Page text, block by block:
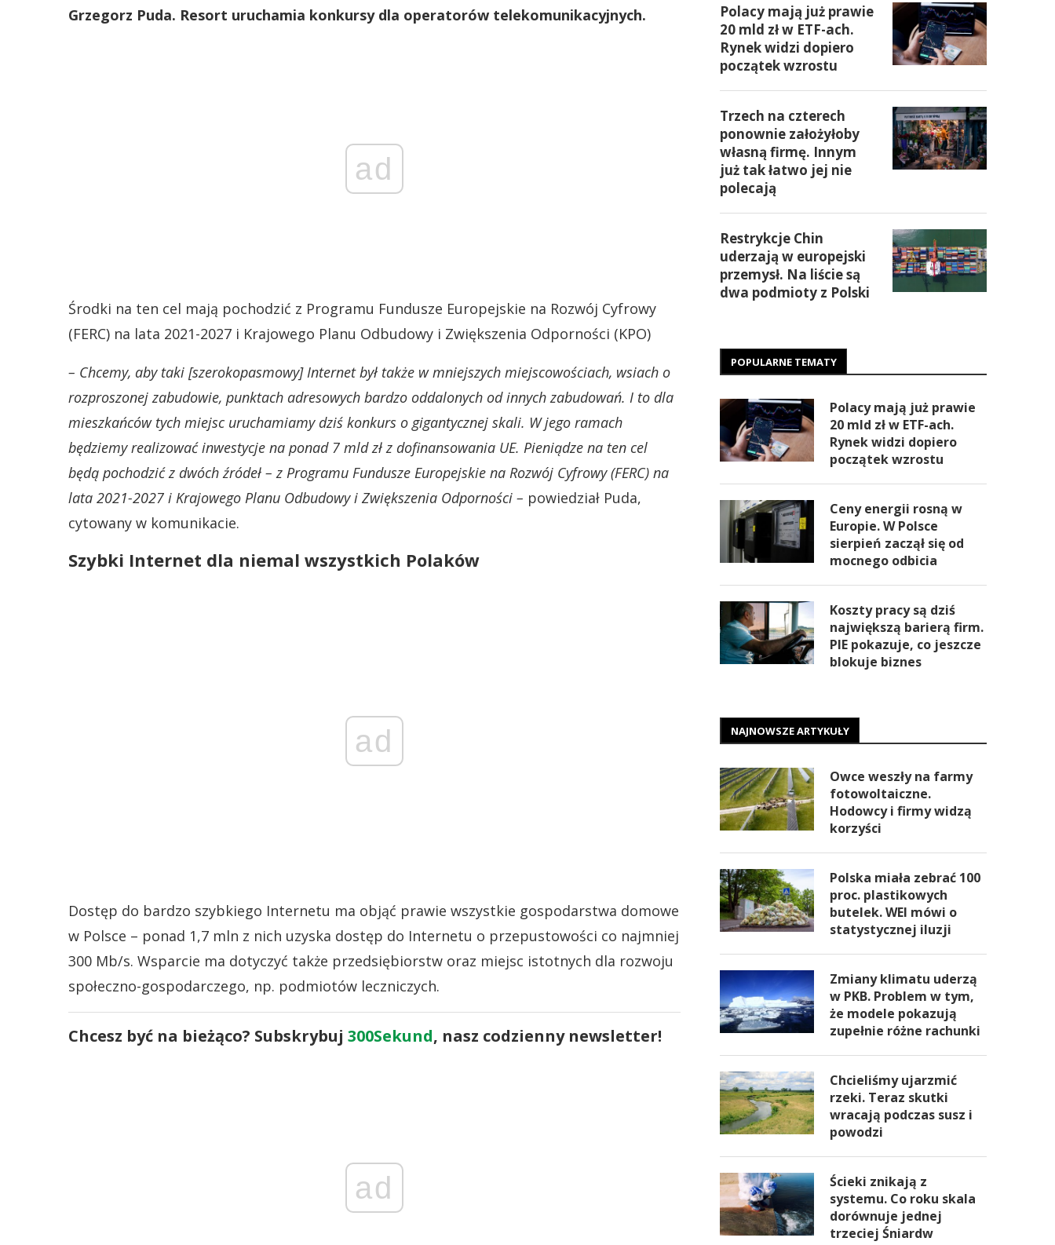
Grzegorz Puda. Resort uruchamia konkursy dla operatorów telekomunikacyjnych.
ad
Środki na ten cel mają pochodzić z Programu Fundusze Europejskie na Rozwój Cyfrowy
(FERC) na lata 2021-2027 i Krajowego Planu Odbudowy i Zwiększenia Odporności (KPO)
– Chcemy, aby taki [szerokopasmowy] Internet był także w mniejszych miejscowościach, wsiach o
rozproszonej zabudowie, punktach adresowych bardzo oddalonych od innych zabudowań. I to dla
mieszkańców tych miejsc uruchamiamy dziś konkurs o gigantycznej skali. W jego ramach
będziemy realizować inwestycje na ponad 7 mld zł z dofinansowania UE. Pieniądze na ten cel
będą pochodzić z dwóch źródeł – z Programu Fundusze Europejskie na Rozwój Cyfrowy (FERC) na
lata 2021-2027 i Krajowego Planu Odbudowy i Zwiększenia Odporności – powiedział Puda,
cytowany w komunikacie.
Szybki Internet dla niemal wszystkich Polaków
ad
Dostęp do bardzo szybkiego Internetu ma objąć prawie wszystkie gospodarstwa domowe
w Polsce – ponad 1,7 mln z nich uzyska dostęp do Internetu o przepustowości co najmniej
300 Mb/s. Wsparcie ma dotyczyć także przedsiębiorstw oraz miejsc istotnych dla rozwoju
społeczno-gospodarczego, np. podmiotów leczniczych.
Chcesz być na bieżąco? Subskrybuj 300Sekund, nasz codzienny newsletter!
ad
Polacy mają już prawie
20 mld zł w ETF-ach.
Rynek widzi dopiero
początek wzrostu
Trzech na czterech
ponownie założyłoby
własną firmę. Innym
już tak łatwo jej nie
polecają
Restrykcje Chin
uderzają w europejski
przemysł. Na liście są
dwa podmioty z Polski
POPULARNE TEMATY
Polacy mają już prawie
20 mld zł w ETF-ach.
Rynek widzi dopiero
początek wzrostu
Ceny energii rosną w
Europie. W Polsce
sierpień zaczął się od
mocnego odbicia
Koszty pracy są dziś
największą barierą firm.
PIE pokazuje, co jeszcze
blokuje biznes
NAJNOWSZE ARTYKUŁY
Owce weszły na farmy
fotowoltaiczne.
Hodowcy i firmy widzą
korzyści
Polska miała zebrać 100
proc. plastikowych
butelek. WEI mówi o
statystycznej iluzji
Zmiany klimatu uderzą
w PKB. Problem w tym,
że modele pokazują
zupełnie różne rachunki
Chcieliśmy ujarzmić
rzeki. Teraz skutki
wracają podczas susz i
powodzi
Ścieki znikają z
systemu. Co roku skala
dorównuje jednej
trzeciej Śniardw